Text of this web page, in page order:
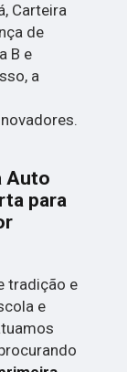
Carteira
de
B e
a
Auto
para
tradição e
e